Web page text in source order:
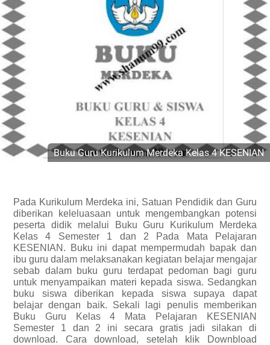
Buku Guru Kurikulum Merdeka Kelas 4 KESENIAN
Pada Kurikulum Merdeka ini, Satuan Pendidik dan Guru
diberikan keleluasaan untuk mengembangkan potensi
peserta didik melalui Buku Guru Kurikulum Merdeka
Kelas 4 Semester 1 dan 2 Pada Mata Pelajaran
KESENIAN. Buku ini dapat mempermudah bapak dan
ibu guru dalam melaksanakan kegiatan belajar mengajar
sebab dalam buku guru terdapat pedoman bagi guru
untuk menyampaikan materi kepada siswa. Sedangkan
buku siswa diberikan kepada siswa supaya dapat
belajar dengan baik. Sekali lagi penulis memberikan
Buku Guru Kelas 4 Mata Pelajaran KESENIAN
Semester 1 dan 2 ini secara gratis jadi silakan di
download. Cara download, setelah klik Downbload